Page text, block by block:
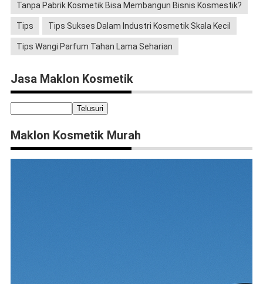
Tanpa Pabrik Kosmetik Bisa Membangun Bisnis Kosmestik?
Tips Tips Sukses Dalam Industri Kosmetik Skala Kecil
Tips Wangi Parfum Tahan Lama Seharian
Jasa Maklon Kosmetik
Maklon Kosmetik Murah